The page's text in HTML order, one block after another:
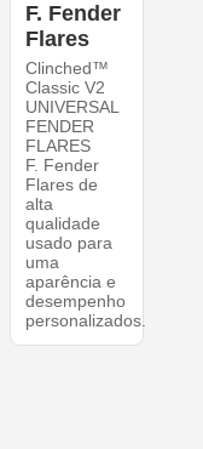
F. Fender
Flares
Clinched™
Classic V2
UNIVERSAL
FENDER
FLARES
F. Fender
Flares de
alta
qualidade
usado para
uma
aparência e
desempenho
personalizados.